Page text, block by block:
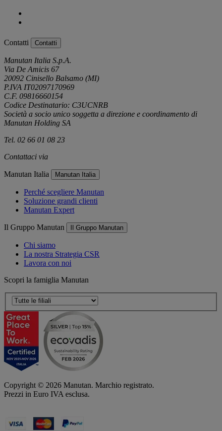
Contatti Contatti
Manutan Italia S.p.A.
Via De Amicis 67
20092 Cinisello Balsamo (MI)
P.IVA IT02097170969
C.F. 09816660154
Codice Destinatario: C3UCNRB
Società a socio unico soggetta a direzione e coordinamento di
Manutan Holding SA
Tel. 02 66 01 08 23
Contattaci via
Manutan Italia Manutan Italia
Perché scegliere Manutan
Soluzione grandi clienti
Manutan Expert
Il Gruppo Manutan Il Gruppo Manutan
Chi siamo
La nostra Strategia CSR
Lavora con noi
Scopri la famiglia Manutan
Copyright © 2026 Manutan. Marchio registrato.
Prezzi in Euro IVA esclusa.